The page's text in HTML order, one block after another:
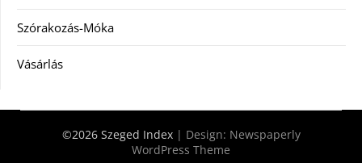
Szórakozás-Móka
Vásárlás
©2026 Szeged Index | Design: Newspaperly
WordPress Theme